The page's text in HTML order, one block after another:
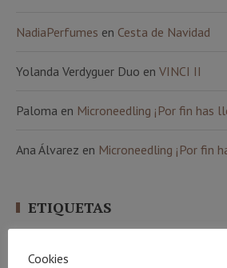
NadiaPerfumes en Cesta de Navidad
Yolanda Verdyguer Duo en VINCI II
Paloma en Microneedling ¡Por fin has
Ana Álvarez en Microneedling ¡Por fin
ETIQUETAS
beauty team
Cookies